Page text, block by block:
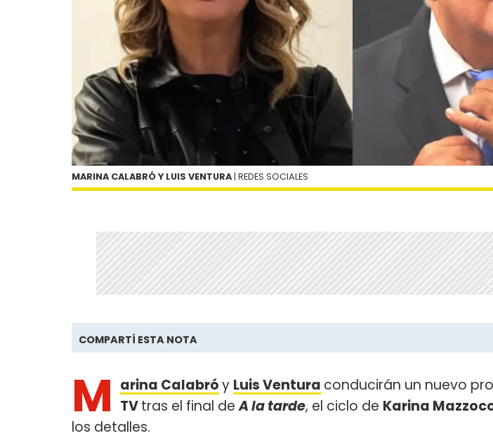
MARINA CALABRÓ Y LUIS VENTURA | REDES SOCIALES
COMPARTÍ ESTA NOTA
M arina Calabróy Luis Ventura conducirán un nuevo
TVtras el final deA la tarde, el ciclo de Karina
los detalles.